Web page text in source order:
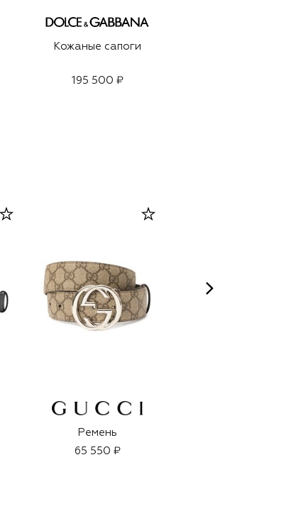
Кожаные сапоги
195 500 ₽
Ремень
65 550 ₽